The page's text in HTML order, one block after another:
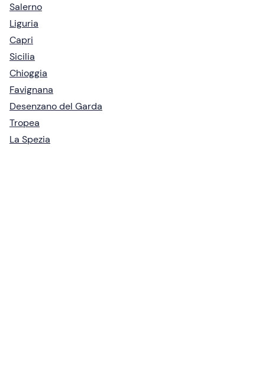
Salerno
Liguria
Capri
Sicilia
Chioggia
Favignana
Desenzano del Garda
Tropea
La Spezia